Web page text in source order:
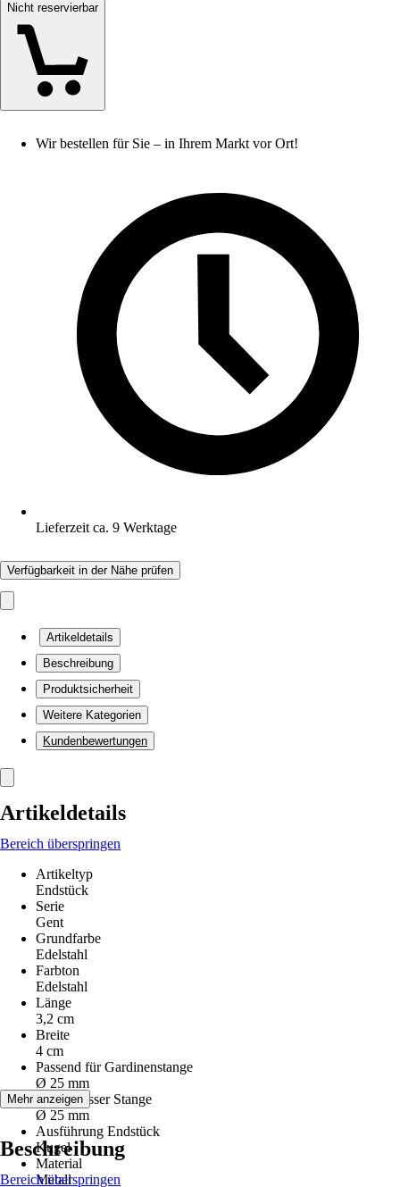
Nicht reservierbar
Wir bestellen für Sie – in Ihrem Markt vor Ort!
Lieferzeit ca. 9 Werktage
Verfügbarkeit in der Nähe prüfen
Artikeldetails
Beschreibung
Produktsicherheit
Weitere Kategorien
Kundenbewertungen
Artikeldetails
Bereich überspringen
Artikeltyp
Endstück
Serie
Gent
Grundfarbe
Edelstahl
Farbton
Edelstahl
Länge
3,2 cm
Breite
4 cm
Passend für Gardinenstange
Ø 25 mm
Durchmesser Stange
Ø 25 mm
Ausführung Endstück
Kugel
Material
Metall
Mehr anzeigen
Beschreibung
Bereich überspringen